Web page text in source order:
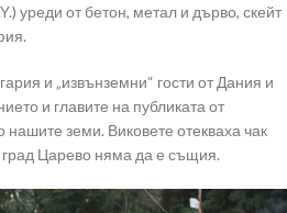
уреди от бетон, метал и дърво, скейт
и „извънземни“ гости от Дания и
и главите на публиката от
нашите земи. Виковете отекваха чак
Царево няма да е същия.